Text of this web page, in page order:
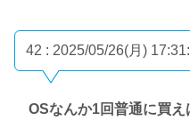
42 : 2025/05/26(月)
OSなんか1回普通に買